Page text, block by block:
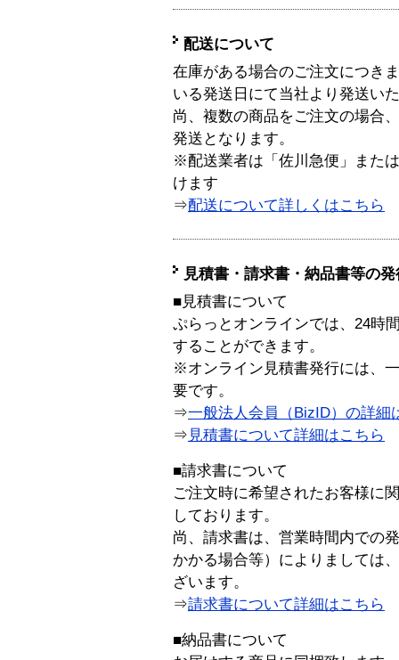
配送について
在庫がある場合のご注文につき
いる発送日にて当社より発送い
尚、複数の商品をご注文の場合
発送となります。
※配送業者は「佐川急便」また
けます
⇒配送について詳しくはこちら
見積書・請求書・納品書等の
■見積書について
ぷらっとオンラインでは、24時
することができます。
※オンライン見積書発行には、
要です。
⇒一般法人会員（BizID）の詳細
⇒ 見積書について詳細はこちら
■請求書について
ご注文時に希望されたお客様に
しております。
尚、請求書は、営業時間内での
かかる場合等）によりましては
ざいます。
⇒請求書について詳細はこちら
■納品書について